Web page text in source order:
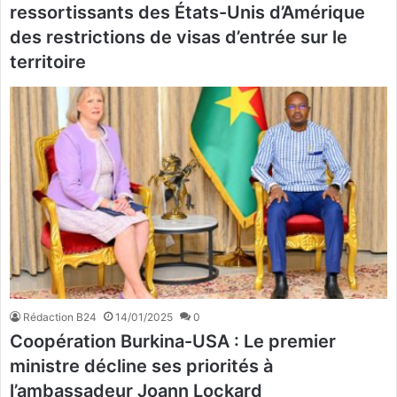
ressortissants des États-Unis d’Amérique
des restrictions de visas d’entrée sur le
territoire
Rédaction B24 14/01/2025 0
Coopération Burkina-USA : Le premier
ministre décline ses priorités à
l’ambassadeur Joann Lockard